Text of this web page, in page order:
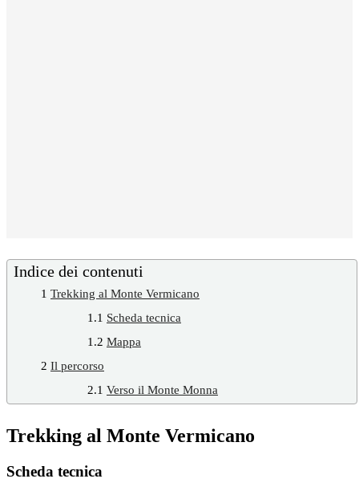
Indice dei contenuti
1 Trekking al Monte Vermicano
1.1 Scheda tecnica
1.2 Mappa
2 Il percorso
2.1 Verso il Monte Monna
Trekking al Monte Vermicano
Scheda tecnica